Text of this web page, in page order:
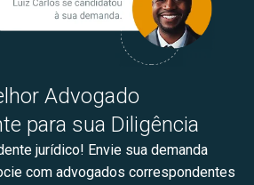
Advogado
para sua Diligência
jurídico! Envie sua demanda
com advogados correspondentes